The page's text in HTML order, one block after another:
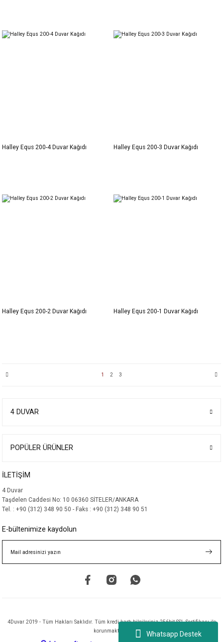
Whatsapp Destek
Halley Equs 200-4 Duvar Kağıdı Halley Equs 200-3 Duvar Kağıdı
Halley Equs 200-2 Duvar Kağıdı Halley Equs 200-1 Duvar Kağıdı
1 2 3
4 DUVAR
POPÜLER ÜRÜNLER
İLETİŞİM
4 Duvar
Taşdelen Caddesi No: 10 06360 SİTELER/ANKARA
Tel. : +90 (312) 348 90 50 - Faks : +90 (312) 348 90 51
E-bültenimize kaydolun
4Duvar 2019 - Tüm Hakları Saklıdır. Tüm kredi kartı bilgileriniz 256bit SSL Sertifikası ile
korunmaktadır.